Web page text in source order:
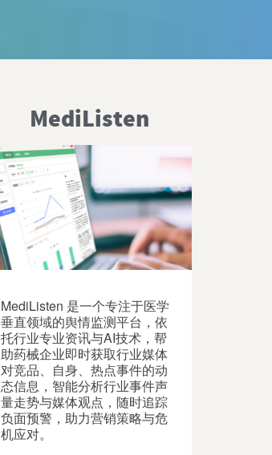
MediListen
MediListen 是一个专注于医学
垂直领域的舆情监测平台，依
托行业专业资讯与AI技术，帮
助药械企业即时获取行业媒体
对竞品、自身、热点事件的动
态信息，智能分析行业事件声
量走势与媒体观点，随时追踪
负面预警，助力营销策略与危
机应对。